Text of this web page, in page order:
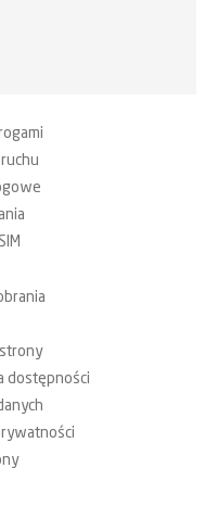
strony
dostępności